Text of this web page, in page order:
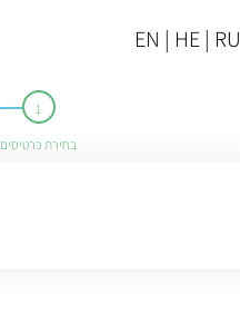
EN | HE | RU
בחירת כרטיסים